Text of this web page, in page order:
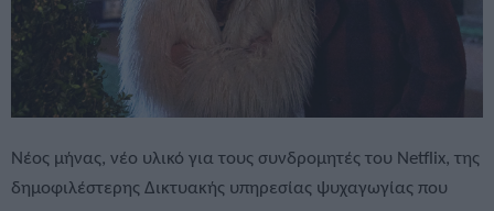
Νέος μήνας, νέο υλικό για τους συνδρομητές του Netflix, της
δημοφιλέστερης Δικτυακής υπηρεσίας ψυχαγωγίας που